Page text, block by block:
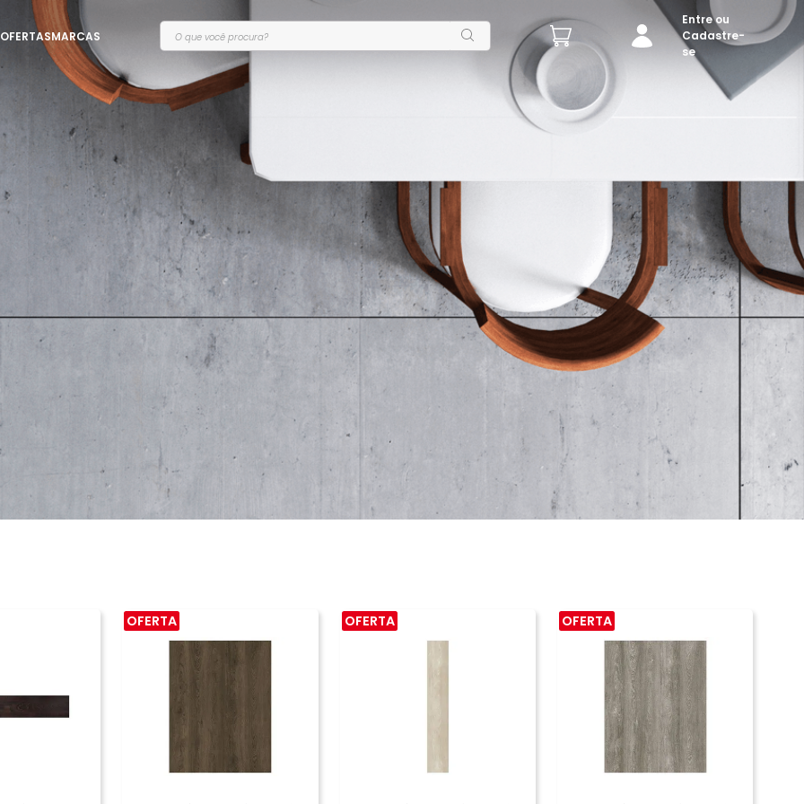
OFERTASMARCAS O que você procura?
OFERTA
COMPRAR
OFERTA OFERTA
COMPRAR